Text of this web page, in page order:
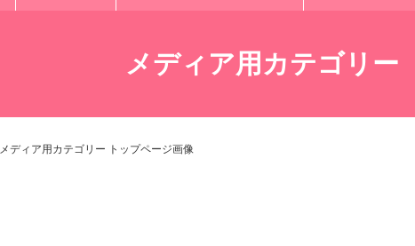
メディア用カテゴリー
メディア用カテゴリー トップページ画像